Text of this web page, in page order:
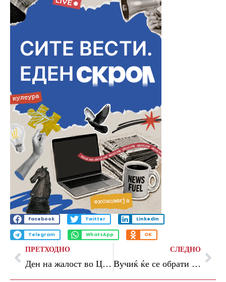
Facebook Twitter LinkedIn
Telegram WhatsApp OK
ПРЕТХОДНО
Ден на жалост во Црна Гора за жртвите во Србија
СЛЕДНО
Вучиќ ќе се обрати на јавноста вечерва во Дневник РТС